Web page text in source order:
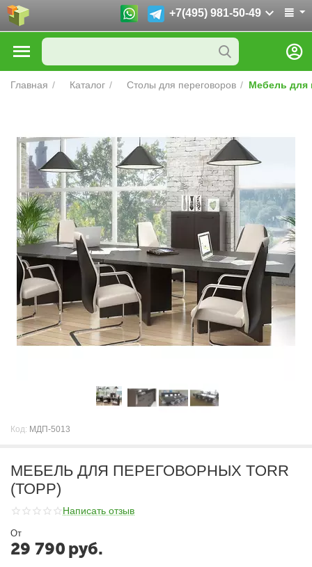
+7(495) 981-50-49
Главная / Каталог / Столы для переговоров / Мебель для
Код: МДП-5013
МЕБЕЛЬ ДЛЯ ПЕРЕГОВОРНЫХ TORR
(ТОРР)
Написать отзыв
От
29 790 руб.